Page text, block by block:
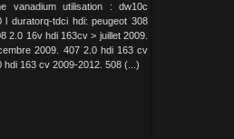
vanadium utilisation : dw10c
l duratorq-tdci hdi: peugeot 308
2.0 16v hdi 163cv > juillet 2009.
2009. 407 2.0 hdi 163 cv
hdi 163 cv 2009-2012. 508 (...)